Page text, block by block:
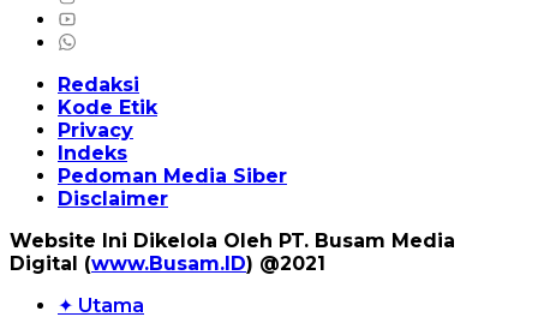
Redaksi
Kode Etik
Privacy
Indeks
Pedoman Media Siber
Disclaimer
Website Ini Dikelola Oleh PT. Busam Media
Digital (www.Busam.ID) @2021
✦ Utama